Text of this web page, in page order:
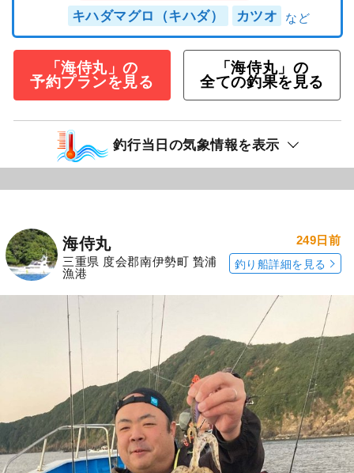
キハダマグロ（キハダ） カツオ
「海侍丸」の
予約プランを見る
「海侍丸」の
全ての釣果を見る
釣行当日の気象情報を表示
海侍丸
三重県 度会郡南伊勢町 贄浦
漁港
249日前
釣り船詳細を見る